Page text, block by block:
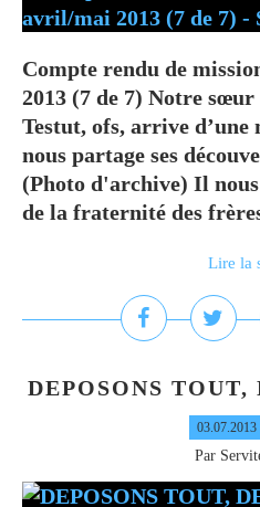
Compte rendu de
2013 (7 de 7) Notre
Testut, ofs, arrive
nous partage ses
(Photo d'archive) Il
de la fraternité des
Lire la
DEPOSONS TOUT,
03.07.2013
Par